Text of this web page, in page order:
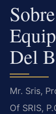
Del
Mr. Sris,
Of SRIS,